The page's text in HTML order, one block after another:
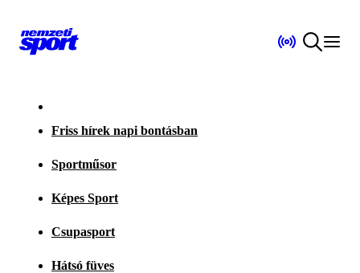
Friss hírek napi bontásban
Sportműsor
Képes Sport
Csupasport
Hátsó füves